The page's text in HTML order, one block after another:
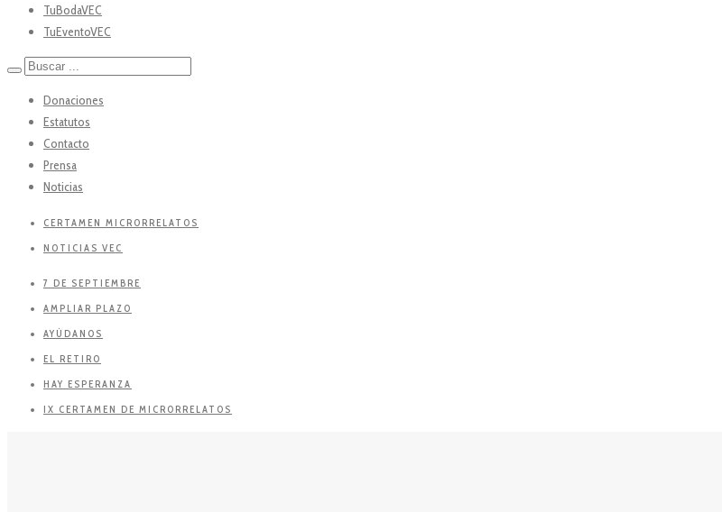
TuBodaVEC
TuEventoVEC
Donaciones
Estatutos
Contacto
Prensa
Noticias
CERTAMEN MICRORRELATOS
NOTICIAS VEC
7 DE SEPTIEMBRE
AMPLIAR PLAZO
AYÚDANOS
EL RETIRO
HAY ESPERANZA
IX CERTAMEN DE MICRORRELATOS